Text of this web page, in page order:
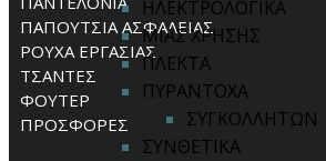
ΗΛΕΚΤΡΟΛΟΓΙΚΑ
ΜΙΑΣ ΧΡΗΣΗΣ
ΠΛΕΚΤΑ
ΠΥΡΑΝΤΟΧΑ
ΣΥΓΚΟΛΛΗΤΩΝ
ΣΥΝΘΕΤΙΚΑ
ΠΑΠΟΥΤΣΙΑ ΑΣΦΑΛΕΙΑΣ
ΡΟΥΧΑ ΕΡΓΑΣΙΑΣ
ΤΣΑΝΤΕΣ
ΦΟΥΤΕΡ
ΠΡΟΣΦΟΡΕΣ